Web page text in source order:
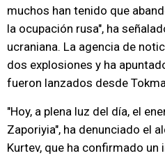
muchos han tenido que
la ocupación rusa", ha
ucraniana. La agencia de
dos explosiones y ha
fueron lanzados desde
"Hoy, a plena luz del día, el
Zaporiyia", ha denunciado el
Kurtev, que ha confirmado